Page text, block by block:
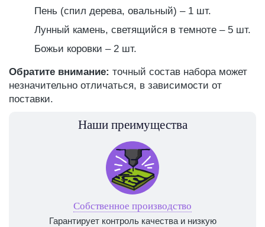
Пень (спил дерева, овальный) ‒ 1 шт.
Лунный камень, светящийся в темноте ‒ 5 шт.
Божьи коровки ‒ 2 шт.
Обратите внимание: точный состав набора может
незначительно отличаться, в зависимости от
поставки.
Наши преимущества
Собственное производство
Гарантирует контроль качества и низкую